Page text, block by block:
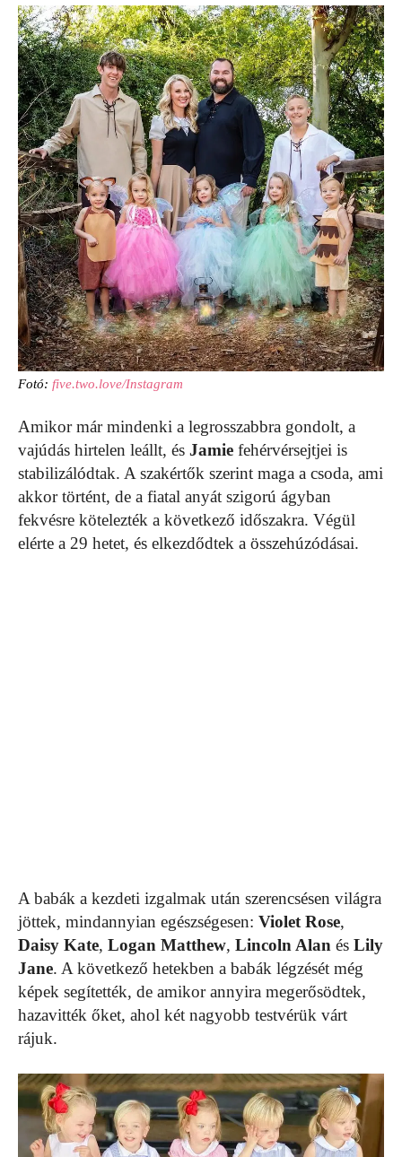
Fotó: five.two.love/Instagram
Amikor már mindenki a legrosszabbra gondolt, a
vajúdás hirtelen leállt, és Jamie fehérvérsejtjei is
stabilizálódtak. A szakértők szerint maga a csoda, ami
akkor történt, de a fiatal anyát szigorú ágyban
fekvésre kötelezték a következő időszakra. Végül
elérte a 29 hetet, és elkezdődtek a összehúzódásai.
A babák a kezdeti izgalmak után szerencsésen világra
jöttek, mindannyian egészségesen: Violet Rose,
Daisy Kate, Logan Matthew, Lincoln Alan és Lily
Jane. A következő hetekben a babák légzését még
képek segítették, de amikor annyira megerősödtek,
hazavitték őket, ahol két nagyobb testvérük várt
rájuk.